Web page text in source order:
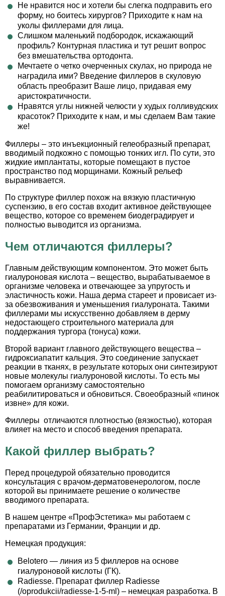
Не нравится нос и хотели бы слегка подправить его
форму, но боитесь хирургов? Приходите к нам на
уколы филлерами для лица.
Слишком маленький подбородок, искажающий
профиль? Контурная пластика и тут решит вопрос
без вмешательства ортодонта.
Мечтаете о четко очерченных скулах, но природа не
наградила ими? Введение филлеров в скуловую
область преобразит Ваше лицо, придавая ему
аристократичности.
Нравятся углы нижней челюсти у худых голливудских
красоток? Приходите к нам, и мы сделаем Вам такие
же!
Филлеры – это инъекционный гелеобразный препарат,
вводимый подкожно с помощью тонких игл. По сути, это
жидкие имплантаты, которые помещают в пустое
пространство под морщинами. Кожный рельеф
выравнивается.
По структуре филлер похож на вязкую пластичную
суспензию, в его состав входит активное действующее
вещество, которое со временем биодеградирует и
полностью выводится из организма.
Чем отличаются филлеры?
Главным действующим компонентом. Это может быть
гиалуроновая кислота – вещество, вырабатываемое в
организме человека и отвечающее за упругость и
эластичность кожи. Наша дерма стареет и провисает из-
за обезвоживания и уменьшения гиалуроната. Такими
филлерами мы искусственно добавляем в дерму
недостающего строительного материала для
поддержания тургора (тонуса) кожи.
Второй вариант главного действующего вещества –
гидроксиапатит кальция. Это соединение запускает
реакции в тканях, в результате которых они синтезируют
новые молекулы гиалуроновой кислоты. То есть мы
помогаем организму самостоятельно
реабилитироваться и обновиться. Своеобразный «пинок
извне» для кожи.
Филлеры отличаются плотностью (вязкостью), которая
влияет на место и способ введения препарата.
Какой филлер выбрать?
Перед процедурой обязательно проводится
консультация с врачом-дерматовенерологом, после
которой вы принимаете решение о количестве
вводимого препарата.
В нашем центре «ПрофЭстетика» мы работаем с
препаратами из Германии, Франции и др.
Немецкая продукция:
Belotero — линия из 5 филлеров на основе
гиалуроновой кислоты (ГК).
Radiesse. Препарат филлер Radiesse
(/oprodukcii/radiesse-1-5-ml) – немецкая разработка. В